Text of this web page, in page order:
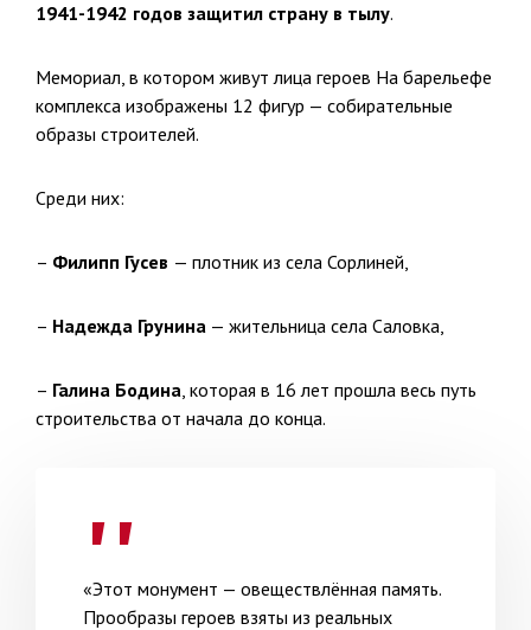
1941-1942 годов защитил страну в тылу.
Мемориал, в котором живут лица героев На барельефе
комплекса изображены 12 фигур — собирательные
образы строителей.
Среди них:
– Филипп Гусев — плотник из села Сорлиней,
– Надежда Грунина — жительница села Саловка,
– Галина Бодина, которая в 16 лет прошла весь путь
строительства от начала до конца.
«Этот монумент — овеществлённая память.
Прообразы героев взяты из реальных